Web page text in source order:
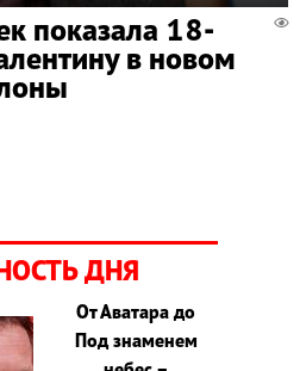
показала 18-
в новом
ДНЯ
От Аватара до
Под знаменем